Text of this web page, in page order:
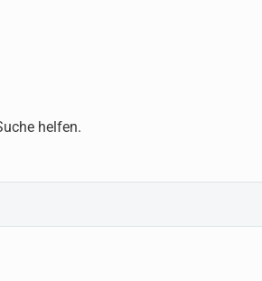
helfen.